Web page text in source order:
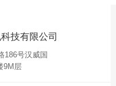
技有限公司
186号汉威国
9M层